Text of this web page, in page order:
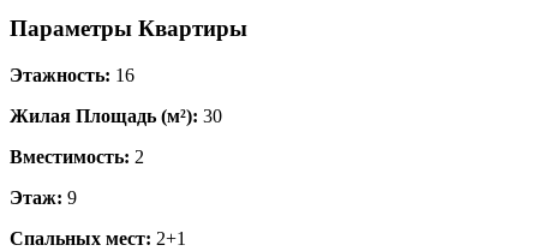
Параметры Квартиры
Этажность: 16
Жилая Площадь (м²): 30
Вместимость: 2
Этаж: 9
Спальных мест: 2+1